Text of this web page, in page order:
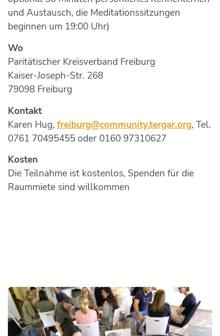
und Austausch, die Meditationssitzungen
beginnen um 19:00 Uhr)
Wo
Paritätischer Kreisverband Freiburg
Kaiser-Joseph-Str. 268
79098 Freiburg
Kontakt
Karen Hug,freiburg@community.tergar.org, Tel.
0761 70495455 oder 0160 97310627
Kosten
Die Teilnahme ist kostenlos, Spenden für die
Raummiete sind willkommen